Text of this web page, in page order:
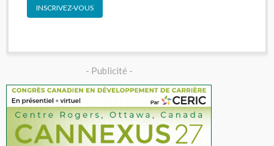
INSCRIVEZ-VOUS
- Publicité -